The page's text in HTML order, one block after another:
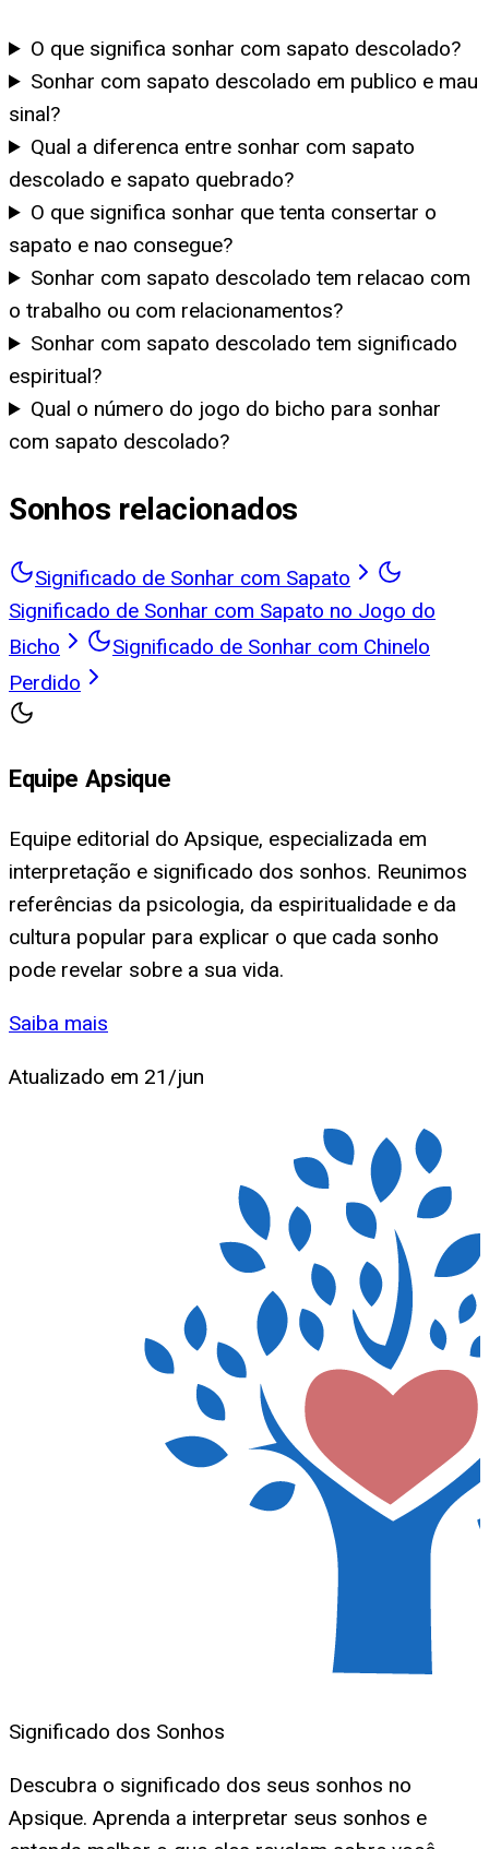
O que significa sonhar com sapato descolado?
Sonhar com sapato descolado em publico e mau
sinal?
Qual a diferenca entre sonhar com sapato
descolado e sapato quebrado?
O que significa sonhar que tenta consertar o
sapato e nao consegue?
Sonhar com sapato descolado tem relacao com
o trabalho ou com relacionamentos?
Sonhar com sapato descolado tem significado
espiritual?
Qual o número do jogo do bicho para sonhar
com sapato descolado?
Sonhos relacionados
Significado de Sonhar com Sapato
Significado de Sonhar com Sapato no Jogo do
Bicho
Significado de Sonhar com Chinelo
Perdido
Equipe Apsique
Equipe editorial do Apsique, especializada em
interpretação e significado dos sonhos. Reunimos
referências da psicologia, da espiritualidade e da
cultura popular para explicar o que cada sonho
pode revelar sobre a sua vida.
Saiba mais
Atualizado em 21/jun
Significado dos Sonhos
Descubra o significado dos seus sonhos no
Apsique. Aprenda a interpretar seus sonhos e